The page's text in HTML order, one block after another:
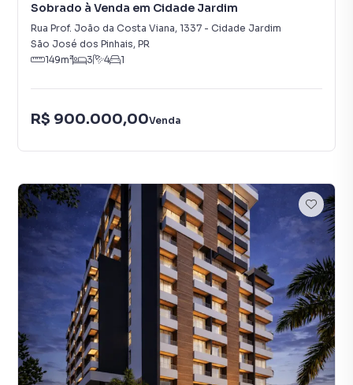
Sobrado à Venda em Cidade Jardim
Rua Prof. João da Costa Viana, 1337 - Cidade Jardim
São José dos Pinhais, PR
149m² 3 4 1
R$ 900.000,00Venda